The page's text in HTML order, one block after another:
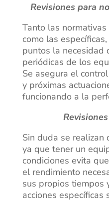
Revisiones para
Tanto las
como las
puntos la necesidad
periódicas de los
Se asegura el
y próximas
funcionando a la
Sin duda se realizan
ya que tener un
condiciones evita
el rendimiento
sus propios tiempos
acciones específicas